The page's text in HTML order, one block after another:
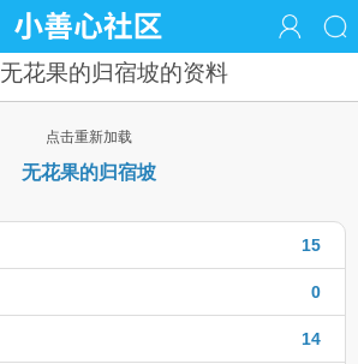
无花果的归宿坡的资料
点击重新加载
无花果的归宿坡
15
0
14